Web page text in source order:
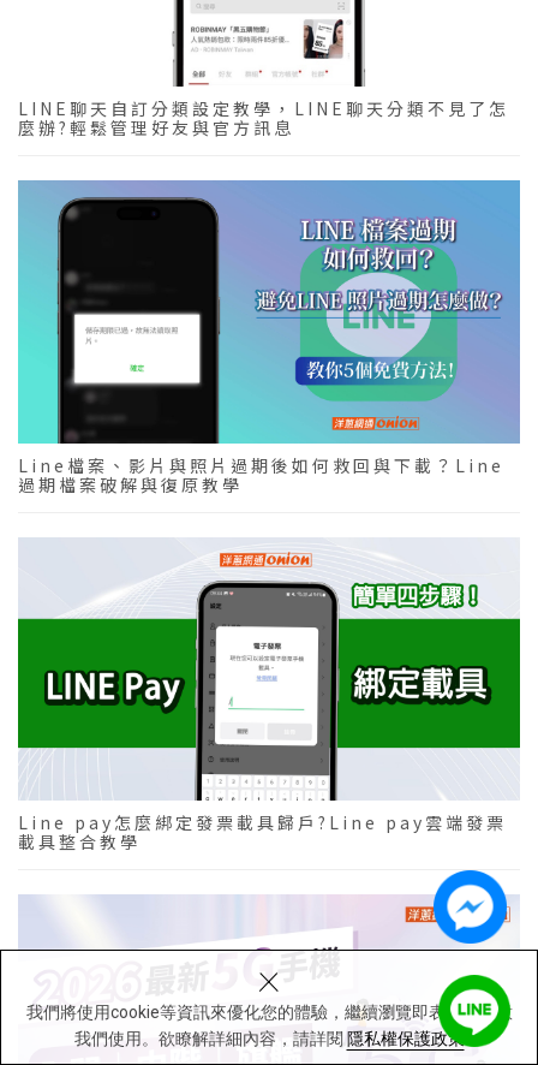
我們將使用cookie等資訊來優化您的體驗，繼續瀏覽即表示您同意
我們使用。欲瞭解詳細內容，請詳閱 隱私權保護政策
×
LINE聊天自訂分類設定教學，LINE聊天分類不見了怎
麼辦?輕鬆管理好友與官方訊息
Line檔案、影片與照片過期後如何救回與下載？Line
過期檔案破解與復原教學
Line pay怎麼綁定發票載具歸戶?Line pay雲端發票
載具整合教學